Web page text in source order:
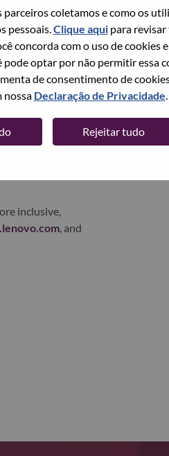
coletamos e como os
pessoais.Clique aquipara revisar
concorda com o uso de cookies
optar por não permitir essa
de consentimento de
nossa Declaração de Privacidade.
Rejeitar tudo
Global
to deliver
with a full-
defined
changing
(ADR:
inclusive,
, and
Application
Veja todos